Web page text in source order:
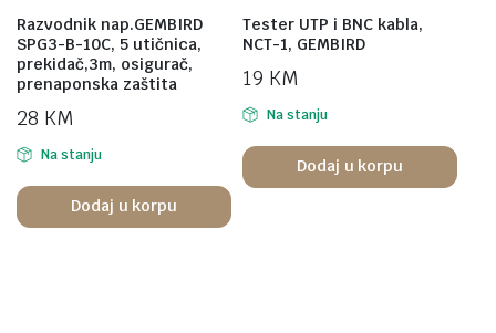
Razvodnik nap.GEMBIRD
SPG3-B-10C, 5 utičnica,
prekidač,3m, osigurač,
prenaponska zaštita
28 KM
Na stanju
Dodaj u korpu
Tester UTP i BNC kabla,
NCT-1, GEMBIRD
19 KM
Na stanju
Dodaj u korpu